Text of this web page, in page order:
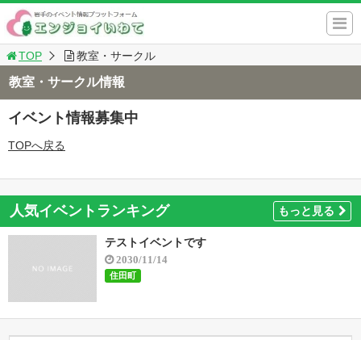
TOP 教室・サークル
教室・サークル情報
イベント情報募集中
TOPへ戻る
人気イベントランキング もっと見る
テストイベントです
2030/11/14
住田町